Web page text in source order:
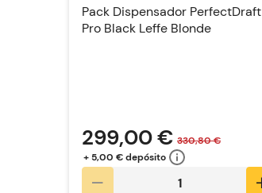
Pack Dispensador PerfectDraft
Pro Black Leffe Blonde
299,00 € 330,80 €
+ 5,00 € depósito